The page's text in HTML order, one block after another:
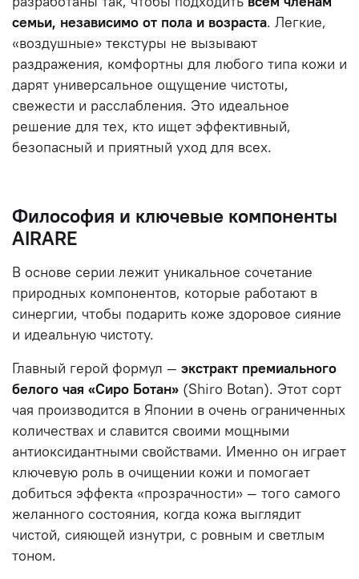
семьи, независимо от пола и возраста. Легкие,
«воздушные» текстуры не вызывают
раздражения, комфортны для любого типа кожи и
дарят универсальное ощущение чистоты,
свежести и расслабления. Это идеальное
решение для тех, кто ищет эффективный,
безопасный и приятный уход для всех.
Философия и ключевые компоненты
AIRARE
В основе серии лежит уникальное сочетание
природных компонентов, которые работают в
синергии, чтобы подарить коже здоровое сияние
и идеальную чистоту.
Главный герой формул — экстракт премиального
белого чая «Сиро Ботан» (Shiro Botan). Этот сорт
чая производится в Японии в очень ограниченных
количествах и славится своими мощными
антиоксидантными свойствами. Именно он играет
ключевую роль в очищении кожи и помогает
добиться эффекта «прозрачности» — того самого
желанного состояния, когда кожа выглядит
чистой, сияющей изнутри, с ровным и светлым
тоном.